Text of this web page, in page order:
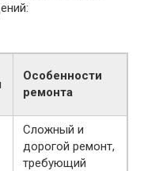
Особенности
ремонта
Сложный и
дорогой ремонт,
требующий